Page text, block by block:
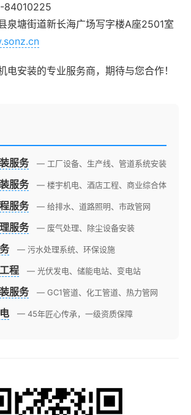
84010225
泉塘街道新长海广场写字楼A座2501室
电安装的专业服务商，期待与您合作！
服务 — 工厂设备、生产线、管道系统安装
服务 — 楼宇机电、酒店工程、商业综合体
服务 — 给排水、道路照明、市政管网
服务 — 废气处理、除尘设备安装
— 污水处理系统、环保设施
程 — 光伏发电、储能电站、变电站
服务 — GC1管道、化工管道、热力管网
— 45年匠心传承，一级资质保障